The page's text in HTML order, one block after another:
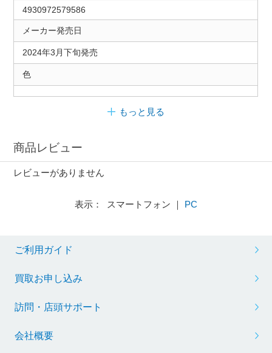
4930972579586
メーカー発売日
2024年3月下旬発売
色
もっと見る
商品レビュー
レビューがありません
表示： スマートフォン ｜ PC
ご利用ガイド
買取お申し込み
訪問・店頭サポート
会社概要